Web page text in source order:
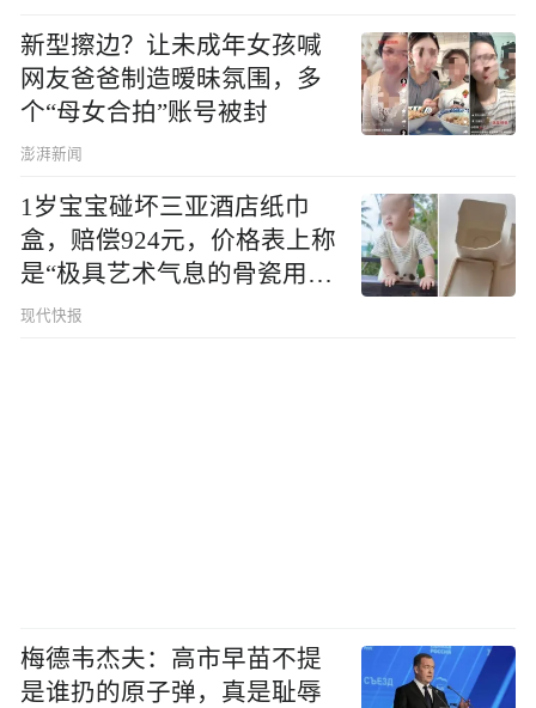
新型擦边？让未成年女孩喊
网友爸爸制造暧昧氛围，多
个“母女合拍”账号被封
澎湃新闻
1岁宝宝碰坏三亚酒店纸巾
盒，赔偿924元，价格表上称
是“极具艺术气息的骨瓷用
品”
现代快报
梅德韦杰夫：高市早苗不提
是谁扔的原子弹，真是耻辱